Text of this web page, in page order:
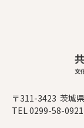
〒311-3423 茨城
TEL 0299-58-